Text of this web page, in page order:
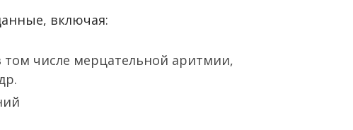
включая:
числе мерцательной аритмии,